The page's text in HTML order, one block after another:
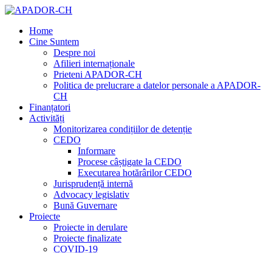
Home
Cine Suntem
Despre noi
Afilieri internaționale
Prieteni APADOR-CH
Politica de prelucrare a datelor personale a APADOR-
CH
Finanțatori
Activități
Monitorizarea condițiilor de detenție
CEDO
Informare
Procese câștigate la CEDO
Executarea hotărârilor CEDO
Jurisprudență internă
Advocacy legislativ
Bună Guvernare
Proiecte
Proiecte in derulare
Proiecte finalizate
COVID-19